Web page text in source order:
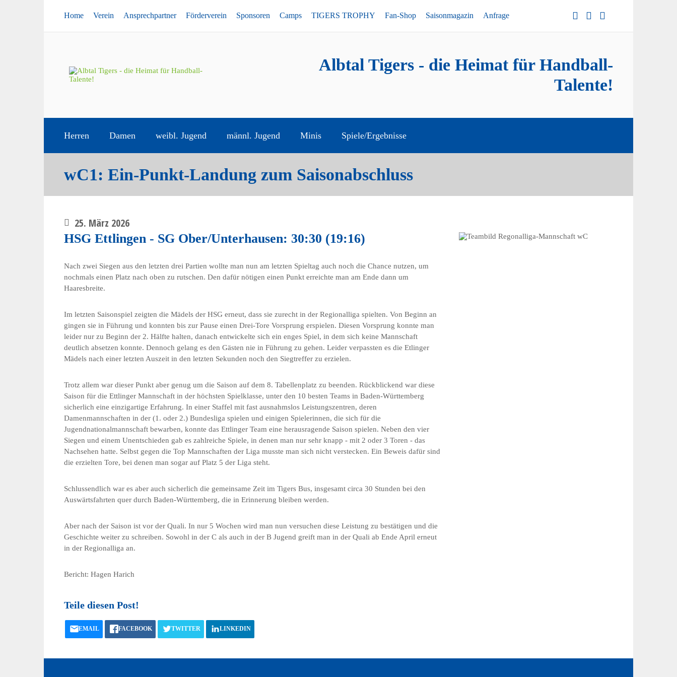
Home Verein Ansprechpartner Förderverein Sponsoren Camps TIGERS TROPHY Fan-Shop Saisonmagazin Anfrage
Albtal Tigers - die Heimat für Handball-
Talente!
Herren Damen weibl. Jugend männl. Jugend Minis Spiele/Ergebnisse
wC1: Ein-Punkt-Landung zum Saisonabschluss
25. März 2026
HSG Ettlingen - SG Ober/Unterhausen: 30:30 (19:16)
Nach zwei Siegen aus den letzten drei Partien wollte man nun am letzten Spieltag auch noch die Chance nutzen, um
nochmals einen Platz nach oben zu rutschen. Den dafür nötigen einen Punkt erreichte man am Ende dann um
Haaresbreite.
Im letzten Saisonspiel zeigten die Mädels der HSG erneut, dass sie zurecht in der Regionalliga spielten. Von Beginn an
gingen sie in Führung und konnten bis zur Pause einen Drei-Tore Vorsprung erspielen. Diesen Vorsprung konnte man
leider nur zu Beginn der 2. Hälfte halten, danach entwickelte sich ein enges Spiel, in dem sich keine Mannschaft
deutlich absetzen konnte. Dennoch gelang es den Gästen nie in Führung zu gehen. Leider verpassten es die Etlinger
Mädels nach einer letzten Auszeit in den letzten Sekunden noch den Siegtreffer zu erzielen.
Trotz allem war dieser Punkt aber genug um die Saison auf dem 8. Tabellenplatz zu beenden. Rückblickend war diese
Saison für die Ettlinger Mannschaft in der höchsten Spielklasse, unter den 10 besten Teams in Baden-Württemberg
sicherlich eine einzigartige Erfahrung. In einer Staffel mit fast ausnahmslos Leistungszentren, deren
Damenmannschaften in der (1. oder 2.) Bundesliga spielen und einigen Spielerinnen, die sich für die
Jugendnationalmannschaft bewarben, konnte das Ettlinger Team eine herausragende Saison spielen. Neben den vier
Siegen und einem Unentschieden gab es zahlreiche Spiele, in denen man nur sehr knapp - mit 2 oder 3 Toren - das
Nachsehen hatte. Selbst gegen die Top Mannschaften der Liga musste man sich nicht verstecken. Ein Beweis dafür sind
die erzielten Tore, bei denen man sogar auf Platz 5 der Liga steht.
Schlussendlich war es aber auch sicherlich die gemeinsame Zeit im Tigers Bus, insgesamt circa 30 Stunden bei den
Auswärtsfahrten quer durch Baden-Württemberg, die in Erinnerung bleiben werden.
Aber nach der Saison ist vor der Quali. In nur 5 Wochen wird man nun versuchen diese Leistung zu bestätigen und die
Geschichte weiter zu schreiben. Sowohl in der C als auch in der B Jugend greift man in der Quali ab Ende April erneut
in der Regionalliga an.
Bericht: Hagen Harich
Teile diesen Post!
EMAIL FACEBOOK TWITTER LINKEDIN